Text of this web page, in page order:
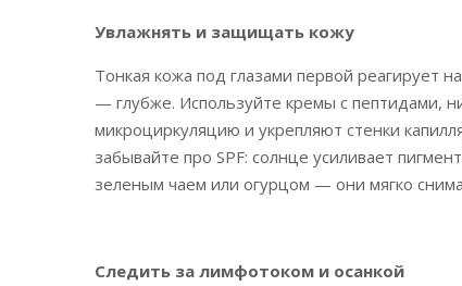
Увлажнять и защищать кожу
Тонкая кожа под глазами первой реагирует
— глубже. Используйте кремы с
микроциркуляцию и укрепляют стенки
забывайте про SPF: солнце усиливает
зеленым чаем или огурцом — они мягко
Следить за лимфотоком и осанкой